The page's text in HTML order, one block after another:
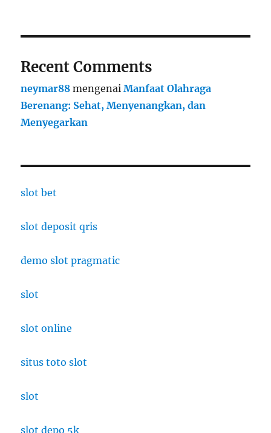
Recent Comments
neymar88 mengenaiManfaat Olahraga
Berenang: Sehat, Menyenangkan, dan
Menyegarkan
slot bet
slot deposit qris
demo slot pragmatic
slot
slot online
situs toto slot
slot
slot depo 5k